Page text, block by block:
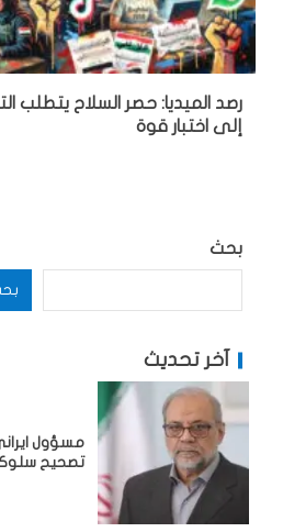
رصد الميديا: حصر السلاح يتطلب
إلى اختبار قوة
بحث
آخر تحديث
مسؤول
تصحيح